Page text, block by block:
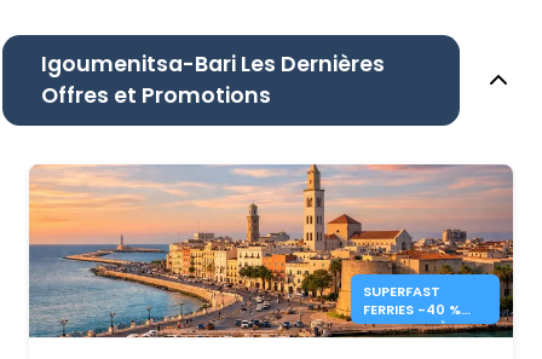
Igoumenitsa-Bari Les Dernières
Offres et Promotions
SUPERFAST
FERRIES -40 %
ITALIE - GRÈCE